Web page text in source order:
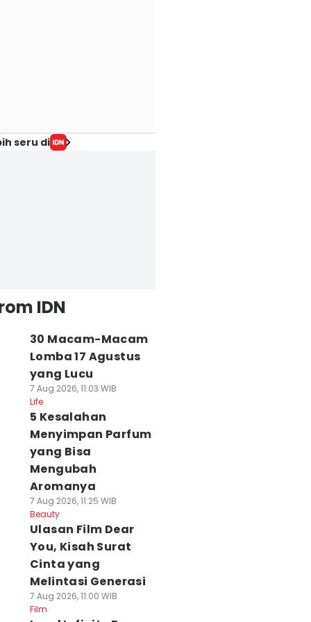
seru di
IDN
30 Macam-Macam
Lomba 17 Agustus
yang Lucu
7 Aug 2026, 11:03 WIB
Life
5 Kesalahan
Menyimpan Parfum
yang Bisa
Mengubah
Aromanya
7 Aug 2026, 11:25 WIB
Beauty
Ulasan Film Dear
You, Kisah Surat
Cinta yang
Melintasi Generasi
7 Aug 2026, 11:00 WIB
Film